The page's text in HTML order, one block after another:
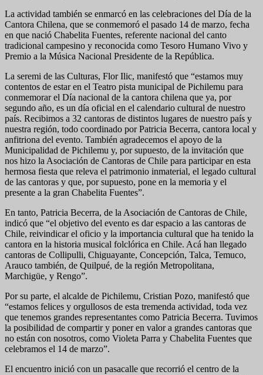
La actividad también se enmarcó en las celebraciones del Día de la
Cantora Chilena, que se conmemoró el pasado 14 de marzo, fecha
en que nació Chabelita Fuentes, referente nacional del canto
tradicional campesino y reconocida como Tesoro Humano Vivo y
Premio a la Música Nacional Presidente de la República.
La seremi de las Culturas, Flor Ilic, manifestó que “estamos muy
contentos de estar en el Teatro pista municipal de Pichilemu para
conmemorar el Día nacional de la cantora chilena que ya, por
segundo año, es un día oficial en el calendario cultural de nuestro
país. Recibimos a 32 cantoras de distintos lugares de nuestro país y
nuestra región, todo coordinado por Patricia Becerra, cantora local y
anfitriona del evento. También agradecemos el apoyo de la
Municipalidad de Pichilemu y, por supuesto, de la invitación que
nos hizo la Asociación de Cantoras de Chile para participar en esta
hermosa fiesta que releva el patrimonio inmaterial, el legado cultural
de las cantoras y que, por supuesto, pone en la memoria y el
presente a la gran Chabelita Fuentes”.
En tanto, Patricia Becerra, de la Asociación de Cantoras de Chile,
indicó que “el objetivo del evento es dar espacio a las cantoras de
Chile, reivindicar el oficio y la importancia cultural que ha tenido la
cantora en la historia musical folclórica en Chile. Acá han llegado
cantoras de Collipulli, Chiguayante, Concepción, Talca, Temuco,
Arauco también, de Quilpué, de la región Metropolitana,
Marchigüe, y Rengo”.
Por su parte, el alcalde de Pichilemu, Cristian Pozo, manifestó que
“estamos felices y orgullosos de esta tremenda actividad, toda vez
que tenemos grandes representantes como Patricia Becerra. Tuvimos
la posibilidad de compartir y poner en valor a grandes cantoras que
no están con nosotros, como Violeta Parra y Chabelita Fuentes que
celebramos el 14 de marzo”.
El encuentro inició con un pasacalle que recorrió el centro de la